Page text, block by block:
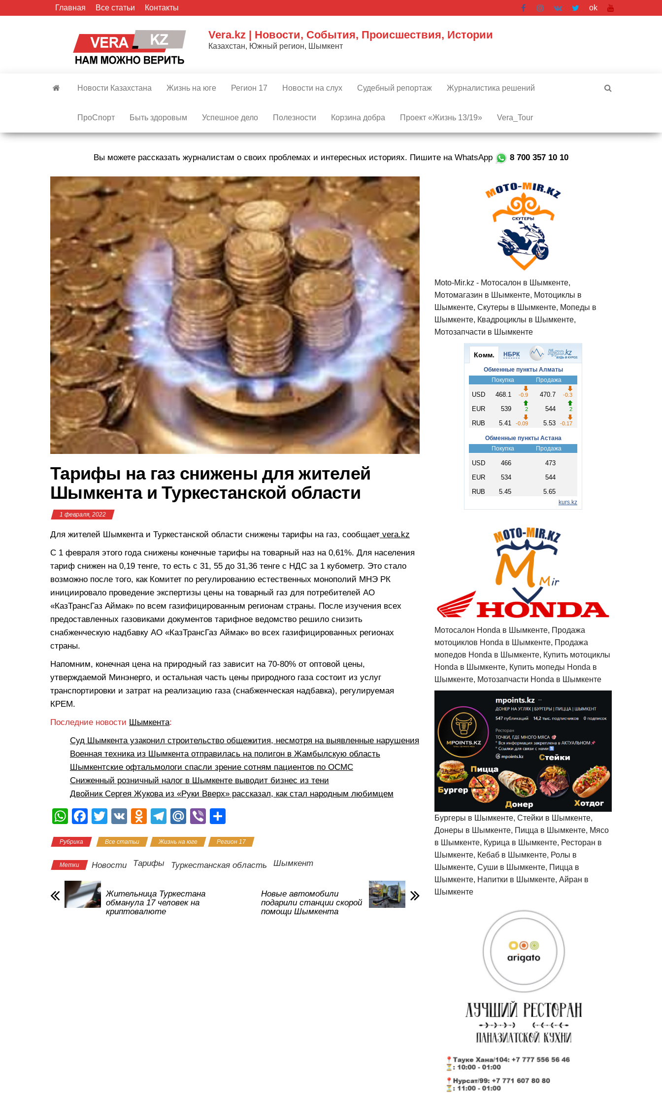
Главная Все статьи Контакты ok
Vera.kz | Новости, События, Происшествия, Истории
Казахстан, Южный регион, Шымкент
Новости Казахстана Жизнь на юге Регион 17 Новости на слух Судебный репортаж Журналистика решений
ПроСпорт Быть здоровым Успешное дело Полезности Корзина добра Проект «Жизнь 13/19» Vera_Tour
Вы можете рассказать журналистам о своих проблемах и интересных историях. Пишите на WhatsApp 8 700 357 10 10
Тарифы на газ снижены для жителей
Шымкента и Туркестанской области
1 февраля, 2022
Для жителей Шымкента и Туркестанской области снижены тарифы на газ, сообщает vera.kz
С 1 февраля этого года снижены конечные тарифы на товарный наз на 0,61%. Для населения
тариф снижен на 0,19 тенге, то есть с 31, 55 до 31,36 тенге с НДС за 1 кубометр. Это стало
возможно после того, как Комитет по регулированию естественных монополий МНЭ РК
инициировало проведение экспертизы цены на товарный газ для потребителей АО
«КазТрансГаз Аймак» по всем газифицированным регионам страны. После изучения всех
предоставленных газовиками документов тарифное ведомство решило снизить
снабженческую надбавку АО «КазТрансГаз Аймак» во всех газифицированных регионах
страны.
Напомним, конечная цена на природный газ зависит на 70-80% от оптовой цены,
утверждаемой Минэнерго, и остальная часть цены природного газа состоит из услуг
транспортировки и затрат на реализацию газа (снабженческая надбавка), регулируемая
КРЕМ.
Последние новости Шымкента:
Суд Шымкента узаконил строительство общежития, несмотря на выявленные нарушения
Военная техника из Шымкента отправилась на полигон в Жамбылскую область
Шымкентские офтальмологи спасли зрение сотням пациентов по ОСМС
Сниженный розничный налог в Шымкенте выводит бизнес из тени
Двойник Сергея Жукова из «Руки Вверх» рассказал, как стал народным любимцем
W
at
s
A
p
p
F
c
e
b
o
o
T
tt
er
V
O
n
o
a
ss
T
e
gr
m
M
.R
u
Vi
er р
а
Рубрика Все статьи Жизнь на юге Регион 17
Метки Новости Тарифы Туркестанская область Шымкент
Жительница Туркестана
обманула 17 человек на
криптовалюте
Новые автомобили
подарили станции скорой
помощи Шымкента
Moto-Mir.kz - Мотосалон в Шымкенте,
Мотомагазин в Шымкенте, Мотоциклы в
Шымкенте, Скутеры в Шымкенте, Мопеды в
Шымкенте, Квадроциклы в Шымкенте,
Мотозапчасти в Шымкенте
Мотосалон Honda в Шымкенте, Продажа
мотоциклов Honda в Шымкенте, Продажа
мопедов Honda в Шымкенте, Купить мотоциклы
Honda в Шымкенте, Купить мопеды Honda в
Шымкенте, Мотозапчасти Honda в Шымкенте
Бургеры в Шымкенте, Стейки в Шымкенте,
Донеры в Шымкенте, Пицца в Шымкенте, Мясо
в Шымкенте, Курица в Шымкенте, Ресторан в
Шымкенте, Кебаб в Шымкенте, Ролы в
Шымкенте, Суши в Шымкенте, Пицца в
Шымкенте, Напитки в Шымкенте, Айран в
Шымкенте